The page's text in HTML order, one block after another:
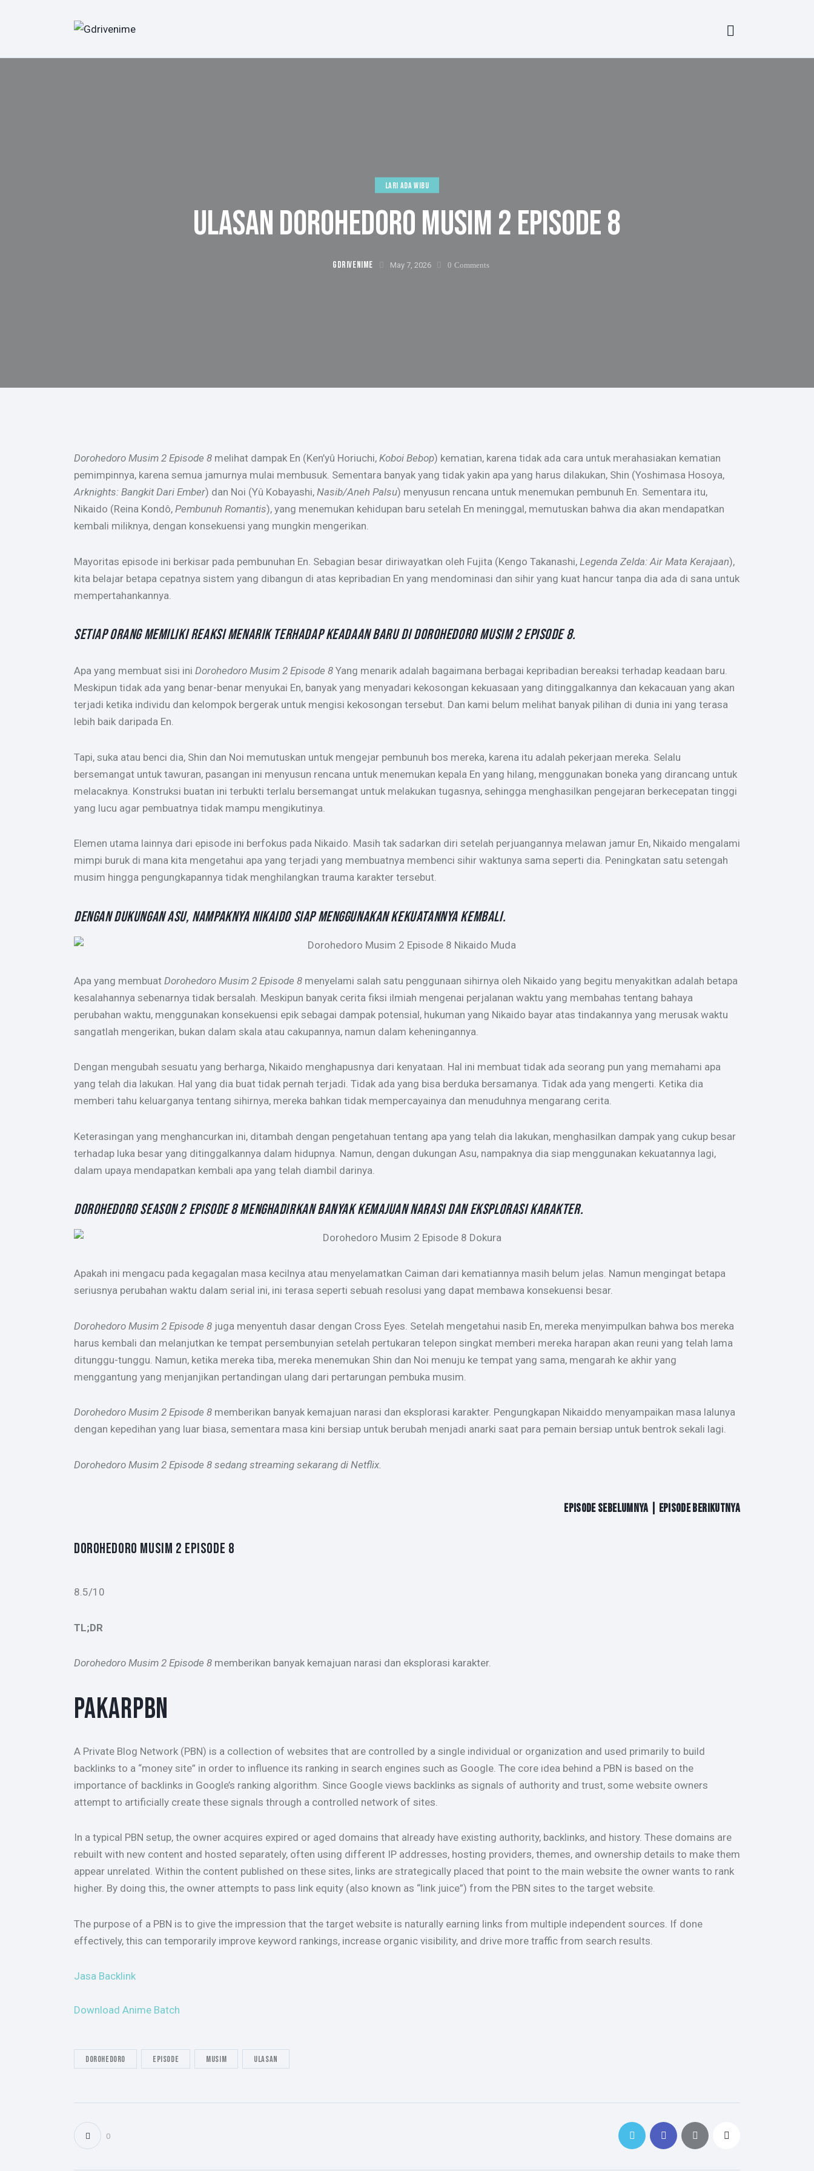
LARI ADA WIBU
ULASAN DOROHEDORO MUSIM 2 EPISODE 8
GDRIVENIME May 7, 2026 0 Comments
Dorohedoro Musim 2 Episode 8 melihat dampak En (Ken’yû Horiuchi, Koboi Bebop) kematian, karena tidak ada cara untuk merahasiakan kematian
pemimpinnya, karena semua jamurnya mulai membusuk. Sementara banyak yang tidak yakin apa yang harus dilakukan, Shin (Yoshimasa Hosoya,
Arknights: Bangkit Dari Ember) dan Noi (Yû Kobayashi, Nasib/Aneh Palsu) menyusun rencana untuk menemukan pembunuh En. Sementara itu,
Nikaido (Reina Kondô, Pembunuh Romantis), yang menemukan kehidupan baru setelah En meninggal, memutuskan bahwa dia akan mendapatkan
kembali miliknya, dengan konsekuensi yang mungkin mengerikan.
Mayoritas episode ini berkisar pada pembunuhan En. Sebagian besar diriwayatkan oleh Fujita (Kengo Takanashi, Legenda Zelda: Air Mata Kerajaan),
kita belajar betapa cepatnya sistem yang dibangun di atas kepribadian En yang mendominasi dan sihir yang kuat hancur tanpa dia ada di sana untuk
mempertahankannya.
SETIAP ORANG MEMILIKI REAKSI MENARIK TERHADAP KEADAAN BARU DI DOROHEDORO MUSIM 2 EPISODE 8.
Apa yang membuat sisi ini Dorohedoro Musim 2 Episode 8 Yang menarik adalah bagaimana berbagai kepribadian bereaksi terhadap keadaan baru.
Meskipun tidak ada yang benar-benar menyukai En, banyak yang menyadari kekosongan kekuasaan yang ditinggalkannya dan kekacauan yang akan
terjadi ketika individu dan kelompok bergerak untuk mengisi kekosongan tersebut. Dan kami belum melihat banyak pilihan di dunia ini yang terasa
lebih baik daripada En.
Tapi, suka atau benci dia, Shin dan Noi memutuskan untuk mengejar pembunuh bos mereka, karena itu adalah pekerjaan mereka. Selalu
bersemangat untuk tawuran, pasangan ini menyusun rencana untuk menemukan kepala En yang hilang, menggunakan boneka yang dirancang untuk
melacaknya. Konstruksi buatan ini terbukti terlalu bersemangat untuk melakukan tugasnya, sehingga menghasilkan pengejaran berkecepatan tinggi
yang lucu agar pembuatnya tidak mampu mengikutinya.
Elemen utama lainnya dari episode ini berfokus pada Nikaido. Masih tak sadarkan diri setelah perjuangannya melawan jamur En, Nikaido mengalami
mimpi buruk di mana kita mengetahui apa yang terjadi yang membuatnya membenci sihir waktunya sama seperti dia. Peningkatan satu setengah
musim hingga pengungkapannya tidak menghilangkan trauma karakter tersebut.
DENGAN DUKUNGAN ASU, NAMPAKNYA NIKAIDO SIAP MENGGUNAKAN KEKUATANNYA KEMBALI.
Apa yang membuat Dorohedoro Musim 2 Episode 8 menyelami salah satu penggunaan sihirnya oleh Nikaido yang begitu menyakitkan adalah betapa
kesalahannya sebenarnya tidak bersalah. Meskipun banyak cerita fiksi ilmiah mengenai perjalanan waktu yang membahas tentang bahaya
perubahan waktu, menggunakan konsekuensi epik sebagai dampak potensial, hukuman yang Nikaido bayar atas tindakannya yang merusak waktu
sangatlah mengerikan, bukan dalam skala atau cakupannya, namun dalam keheningannya.
Dengan mengubah sesuatu yang berharga, Nikaido menghapusnya dari kenyataan. Hal ini membuat tidak ada seorang pun yang memahami apa
yang telah dia lakukan. Hal yang dia buat tidak pernah terjadi. Tidak ada yang bisa berduka bersamanya. Tidak ada yang mengerti. Ketika dia
memberi tahu keluarganya tentang sihirnya, mereka bahkan tidak mempercayainya dan menuduhnya mengarang cerita.
Keterasingan yang menghancurkan ini, ditambah dengan pengetahuan tentang apa yang telah dia lakukan, menghasilkan dampak yang cukup besar
terhadap luka besar yang ditinggalkannya dalam hidupnya. Namun, dengan dukungan Asu, nampaknya dia siap menggunakan kekuatannya lagi,
dalam upaya mendapatkan kembali apa yang telah diambil darinya.
DOROHEDORO SEASON 2 EPISODE 8 MENGHADIRKAN BANYAK KEMAJUAN NARASI DAN EKSPLORASI KARAKTER.
Apakah ini mengacu pada kegagalan masa kecilnya atau menyelamatkan Caiman dari kematiannya masih belum jelas. Namun mengingat betapa
seriusnya perubahan waktu dalam serial ini, ini terasa seperti sebuah resolusi yang dapat membawa konsekuensi besar.
Dorohedoro Musim 2 Episode 8 juga menyentuh dasar dengan Cross Eyes. Setelah mengetahui nasib En, mereka menyimpulkan bahwa bos mereka
harus kembali dan melanjutkan ke tempat persembunyian setelah pertukaran telepon singkat memberi mereka harapan akan reuni yang telah lama
ditunggu-tunggu. Namun, ketika mereka tiba, mereka menemukan Shin dan Noi menuju ke tempat yang sama, mengarah ke akhir yang
menggantung yang menjanjikan pertandingan ulang dari pertarungan pembuka musim.
Dorohedoro Musim 2 Episode 8 memberikan banyak kemajuan narasi dan eksplorasi karakter. Pengungkapan Nikaiddo menyampaikan masa lalunya
dengan kepedihan yang luar biasa, sementara masa kini bersiap untuk berubah menjadi anarki saat para pemain bersiap untuk bentrok sekali lagi.
Dorohedoro Musim 2 Episode 8 sedang streaming sekarang di Netflix.
EPISODE SEBELUMNYA| EPISODE BERIKUTNYA
DOROHEDORO MUSIM 2 EPISODE 8
8.5/10
TL;DR
Dorohedoro Musim 2 Episode 8 memberikan banyak kemajuan narasi dan eksplorasi karakter.
PAKARPBN
A Private Blog Network (PBN) is a collection of websites that are controlled by a single individual or organization and used primarily to build
backlinks to a “money site” in order to influence its ranking in search engines such as Google. The core idea behind a PBN is based on the
importance of backlinks in Google’s ranking algorithm. Since Google views backlinks as signals of authority and trust, some website owners
attempt to artificially create these signals through a controlled network of sites.
In a typical PBN setup, the owner acquires expired or aged domains that already have existing authority, backlinks, and history. These domains are
rebuilt with new content and hosted separately, often using different IP addresses, hosting providers, themes, and ownership details to make them
appear unrelated. Within the content published on these sites, links are strategically placed that point to the main website the owner wants to rank
higher. By doing this, the owner attempts to pass link equity (also known as “link juice”) from the PBN sites to the target website.
The purpose of a PBN is to give the impression that the target website is naturally earning links from multiple independent sources. If done
effectively, this can temporarily improve keyword rankings, increase organic visibility, and drive more traffic from search results.
Jasa Backlink
Download Anime Batch
Dorohedoro Episode Musim Ulasan
0